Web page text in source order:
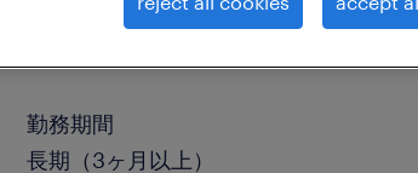
勤務期間
長期（3ヶ月以上）